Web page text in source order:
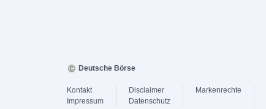
Deutsche Börse
Kontakt
Impressum
Disclaimer
Datenschutz
Markenrechte